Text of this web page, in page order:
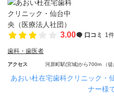
3.00 口コミ 1件
歯科・歯医者
アクセス 河原町駅(宮城)から700m （徒
あおい杜在宅歯科クリニック・
ナー様